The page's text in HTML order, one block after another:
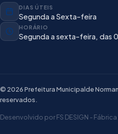
DIAS ÚTEIS
Segunda a Sexta-feira
HORÁRIO
Segunda a sexta-feira, das
© 2026 Prefeitura Municipalde
reservados.
Desenvolvido por FS DESIGN -